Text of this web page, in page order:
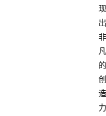
现
出
非
凡
的
创
造
力